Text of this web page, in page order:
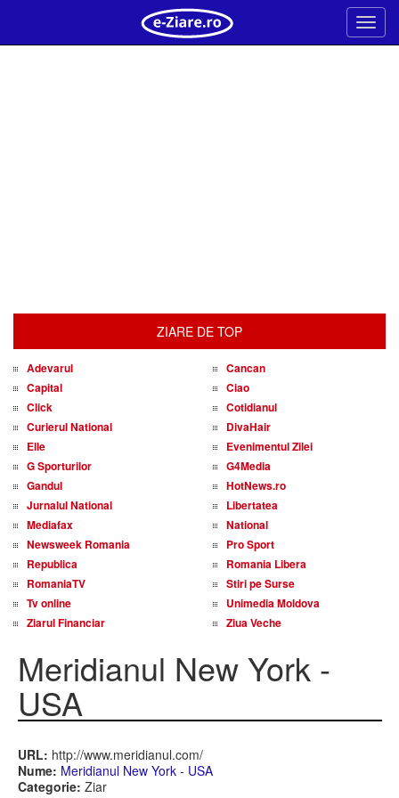
Meniu
ZIARE DE TOP
Adevarul
Cancan
Capital
Ciao
Click
Cotidianul
Curierul National
DivaHair
Elle
Evenimentul Zilei
G Sporturilor
G4Media
Gandul
HotNews.ro
Jurnalul National
Libertatea
Mediafax
National
Newsweek Romania
Pro Sport
Republica
Romania Libera
RomaniaTV
Stiri pe Surse
Tv online
Unimedia Moldova
Ziarul Financiar
Ziua Veche
Meridianul New York -
USA
URL: http://www.meridianul.com/
Nume: Meridianul New York - USA
Categorie: Ziar